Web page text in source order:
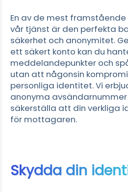
En av de mest
vår tjänst är den perfekta
säkerhet och anonymitet.
ett säkert konto kan du
meddelandepunkter och
utan att någonsin
personliga identitet. Vi
anonyma
säkerställa att din verkliga
för mottagaren.
Skydda din